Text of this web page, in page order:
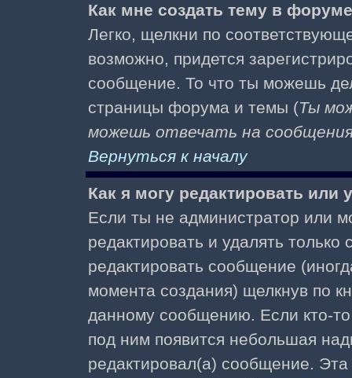
Как мне создать тему в
Легко, щелкни по
возможно, придется
сообщение. То что ты можешь
страницы форума и темы (Ты
можешь отвечать на
Вернуться к началу
Как я могу редактировать или
Если ты не администратор или
редактировать и удалять
редактировать сообщение
момента создания) щелкнув по
данному сообщению. Если кто-
под ним появится небольшая
редактировал(а) сообщение. Эта